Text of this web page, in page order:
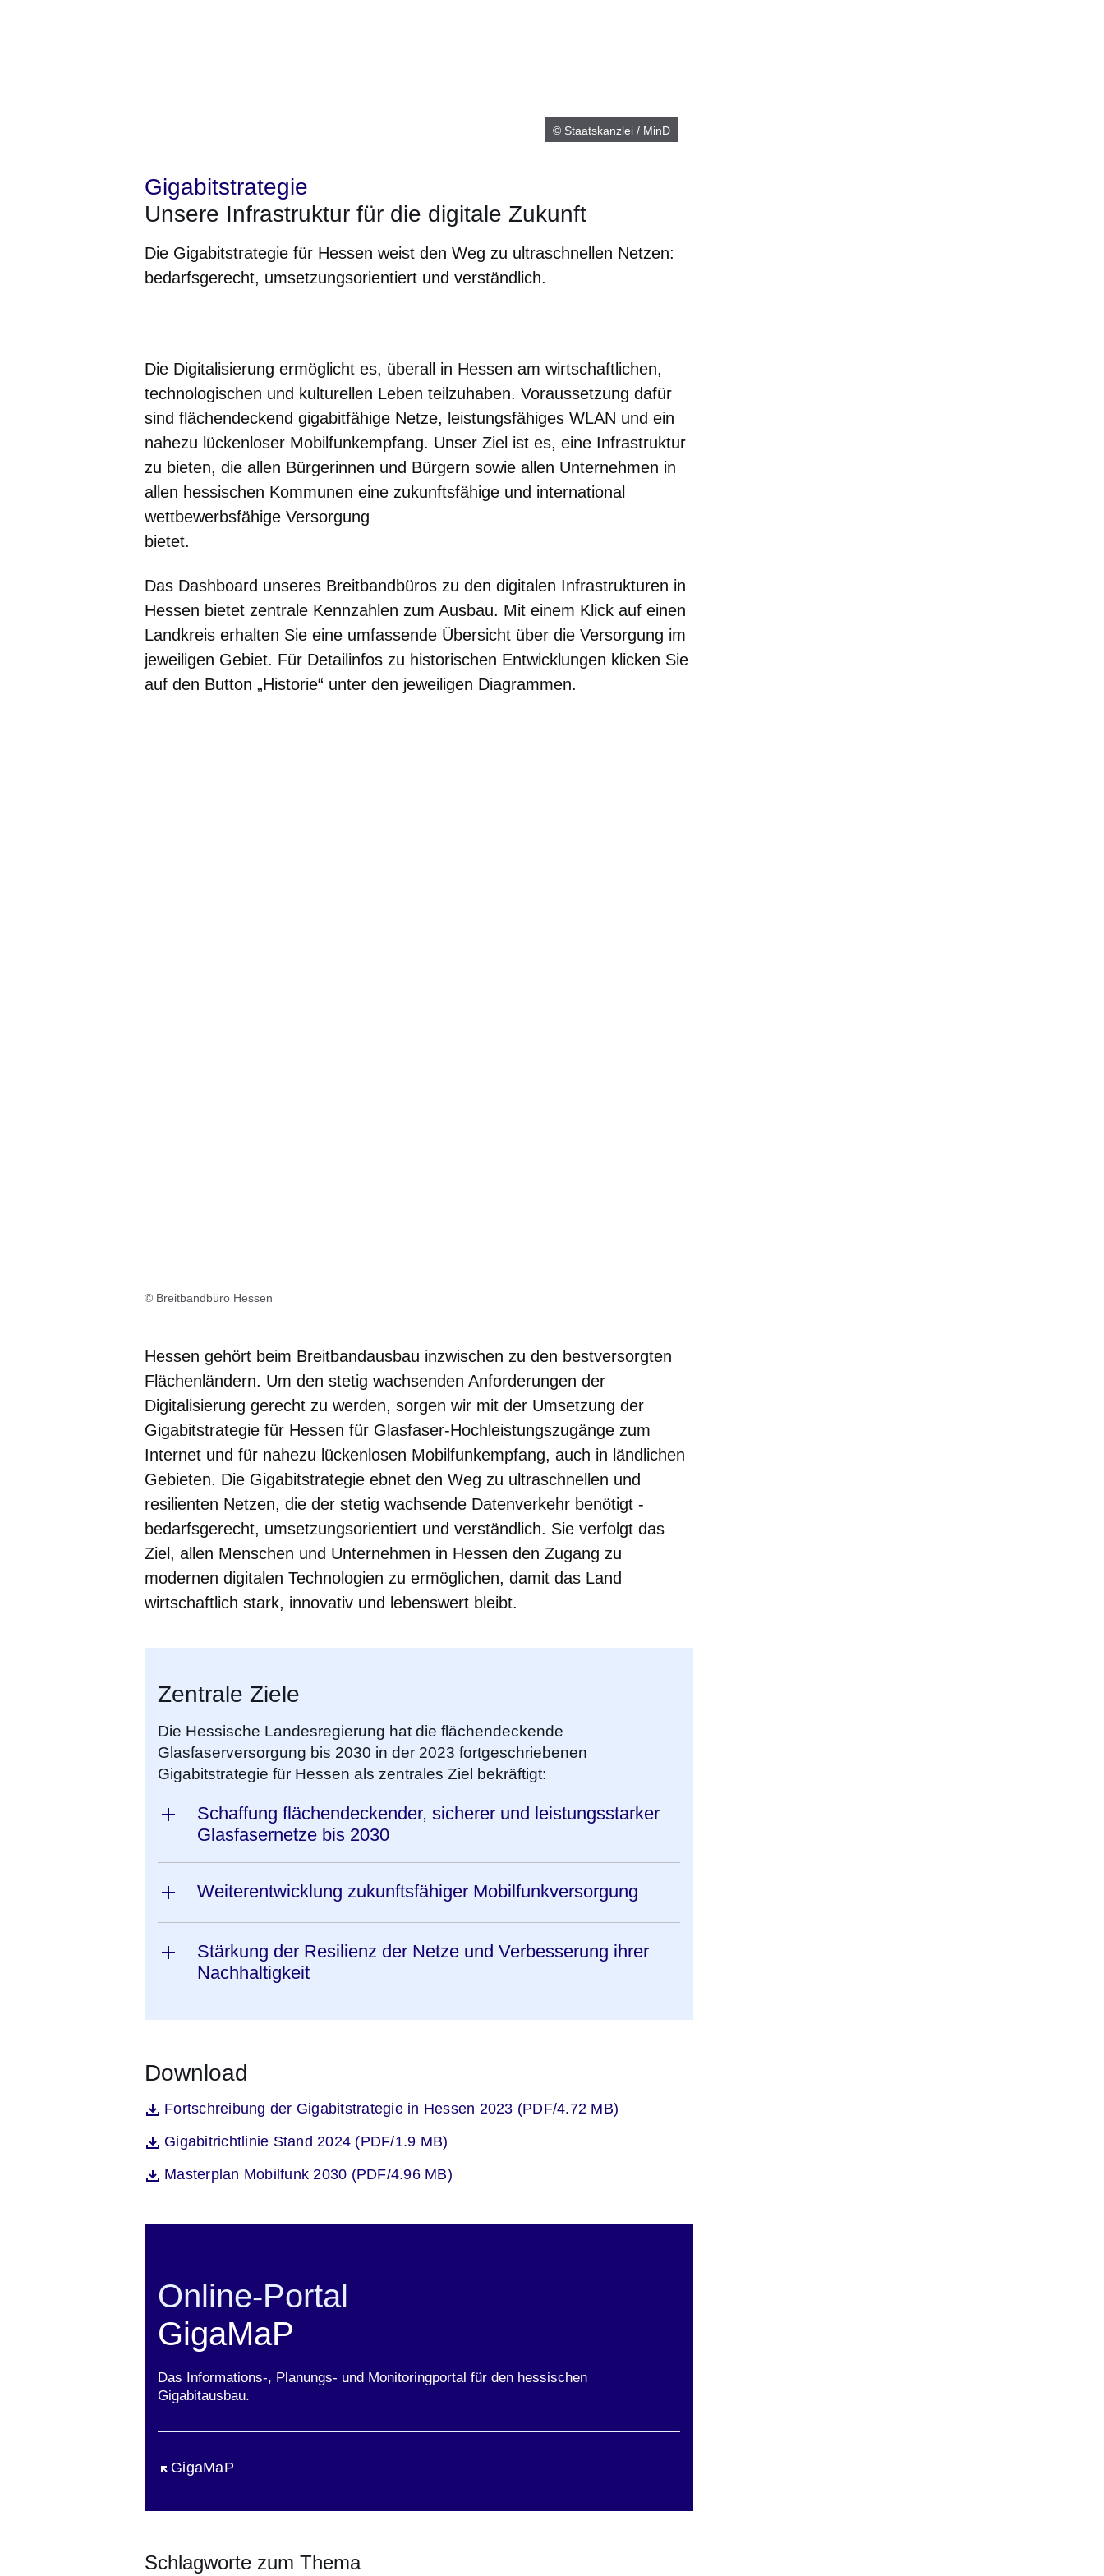
© Staatskanzlei / MinD
Gigabitstrategie
Unsere Infrastruktur für die digitale Zukunft
Die Gigabitstrategie für Hessen weist den Weg zu ultraschnellen Netzen:
bedarfsgerecht, umsetzungsorientiert und verständlich.
Die Digitalisierung ermöglicht es, überall in Hessen am wirtschaftlichen,
technologischen und kulturellen Leben teilzuhaben. Voraussetzung dafür
sind flächendeckend gigabitfähige Netze, leistungsfähiges WLAN und ein
nahezu lückenloser Mobilfunkempfang. Unser Ziel ist es, eine Infrastruktur
zu bieten, die allen Bürgerinnen und Bürgern sowie allen Unternehmen in
allen hessischen Kommunen eine zukunftsfähige und international
wettbewerbsfähige Versorgung
bietet.
Das Dashboard unseres Breitbandbüros zu den digitalen Infrastrukturen in
Hessen bietet zentrale Kennzahlen zum Ausbau. Mit einem Klick auf einen
Landkreis erhalten Sie eine umfassende Übersicht über die Versorgung im
jeweiligen Gebiet. Für Detailinfos zu historischen Entwicklungen klicken Sie
auf den Button „Historie“ unter den jeweiligen Diagrammen.
© Breitbandbüro Hessen
Hessen gehört beim Breitbandausbau inzwischen zu den bestversorgten
Flächenländern. Um den stetig wachsenden Anforderungen der
Digitalisierung gerecht zu werden, sorgen wir mit der Umsetzung der
Gigabitstrategie für Hessen für Glasfaser-Hochleistungszugänge zum
Internet und für nahezu lückenlosen Mobilfunkempfang, auch in ländlichen
Gebieten. Die Gigabitstrategie ebnet den Weg zu ultraschnellen und
resilienten Netzen, die der stetig wachsende Datenverkehr benötigt -
bedarfsgerecht, umsetzungsorientiert und verständlich. Sie verfolgt das
Ziel, allen Menschen und Unternehmen in Hessen den Zugang zu
modernen digitalen Technologien zu ermöglichen, damit das Land
wirtschaftlich stark, innovativ und lebenswert bleibt.
Zentrale Ziele
Die Hessische Landesregierung hat die flächendeckende
Glasfaserversorgung bis 2030 in der 2023 fortgeschriebenen
Gigabitstrategie für Hessen als zentrales Ziel bekräftigt:
Schaffung flächendeckender, sicherer und leistungsstarker
Glasfasernetze bis 2030
Weiterentwicklung zukunftsfähiger Mobilfunkversorgung
Stärkung der Resilienz der Netze und Verbesserung ihrer
Nachhaltigkeit
Download
DateiFortschreibung der Gigabitstrategie in Hessen 2023 (PDF/4.72 MB)
Öffnet sich in einem neuen Fenster
DateiGigabitrichtlinie Stand 2024 (PDF/1.9 MB)
Öffnet sich in einem neuen Fenster
DateiMasterplan Mobilfunk 2030 (PDF/4.96 MB)
Öffnet sich in einem neuen Fenster
Online-Portal
GigaMaP
Das Informations-, Planungs- und Monitoringportal für den hessischen
Gigabitausbau.
GigaMaP
Öffnet sich in einem neuen Fenster
Schlagworte zum Thema